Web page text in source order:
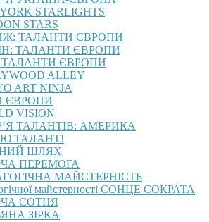
STARLIGHTS
STARS
ТАЛАНТИ ЄВРОПИ
ТАЛАНТИ ЄВРОПИ
ТАЛАНТИ ЄВРОПИ
ALLEY
ART NINJA
ЄВРОПИ
VISION
ТАЛАНТІВ: АМЕРИКА
ТАЛАНТ!
ШЛЯХ
ПЕРЕМОГА
МАЙСТЕРНІСТЬ
майстерності СОНЦЕ СОКРАТА
СОТНЯ
ЗІРКА